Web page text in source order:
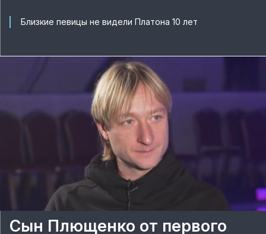
Близкие певицы не видели Платона 10 лет
Сын Плющенко от первого